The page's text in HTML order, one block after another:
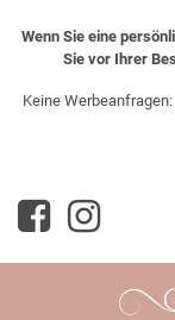
Wenn Sie eine
Sie vor Ihrer
Keine